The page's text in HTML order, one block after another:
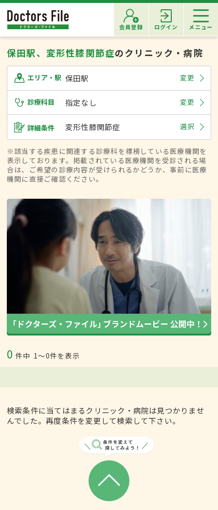
会員登録 ログイン メニュー
保田駅、変形性膝関節症のクリニック・病院
エリア・駅 保田駅 変更
診療科目 指定なし 変更
詳細条件 変形性膝関節症 選択
※該当する疾患に関連する診療科を標榜している医療機関を
表示しております。掲載されている医療機関を受診される場
合は、ご希望の診療内容が受けられるかどうか、事前に医療
機関に直接ご確認ください。
0 件中 1〜0件を表示
検索条件に当てはまるクリニック・病院は見つかりませ
んでした。再度条件を変更して検索して下さい。